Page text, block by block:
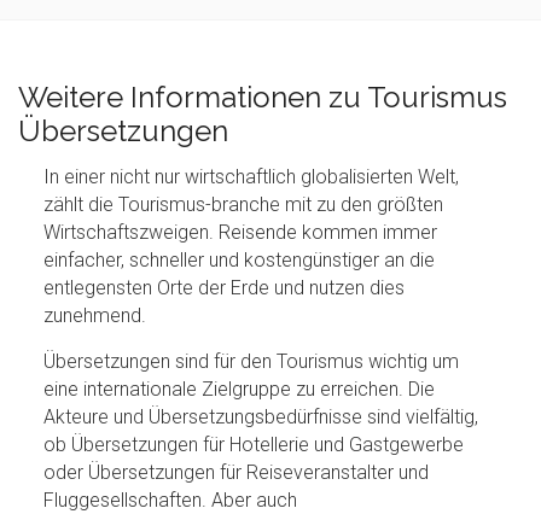
Weitere Informationen zu Tourismus
Übersetzungen
In einer nicht nur wirtschaftlich globalisierten Welt,
zählt die Tourismus-branche mit zu den größten
Wirtschaftszweigen. Reisende kommen immer
einfacher, schneller und kostengünstiger an die
entlegensten Orte der Erde und nutzen dies
zunehmend.
Übersetzungen sind für den Tourismus wichtig um
eine internationale Zielgruppe zu erreichen. Die
Akteure und Übersetzungsbedürfnisse sind vielfältig,
ob Übersetzungen für Hotellerie und Gastgewerbe
oder Übersetzungen für Reiseveranstalter und
Fluggesellschaften. Aber auch